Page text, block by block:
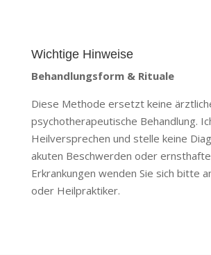
Wichtige Hinweise
Behandlungsform & Rituale
Diese Methode ersetzt keine
psychotherapeutische Behandlung.
Heilversprechen und stelle keine
akuten Beschwerden oder
Erkrankungen wenden Sie sich bitte
oder Heilpraktiker.